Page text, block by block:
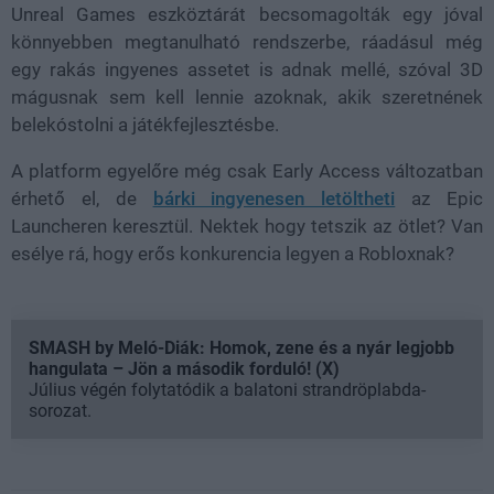
Unreal Games eszköztárát becsomagolták egy jóval
könnyebben megtanulható rendszerbe, ráadásul még
egy rakás ingyenes assetet is adnak mellé, szóval 3D
mágusnak sem kell lennie azoknak, akik szeretnének
belekóstolni a játékfejlesztésbe.
A platform egyelőre még csak Early Access változatban
érhető el, de bárki ingyenesen letöltheti az Epic
Launcheren keresztül. Nektek hogy tetszik az ötlet? Van
esélye rá, hogy erős konkurencia legyen a Robloxnak?
SMASH by Meló-Diák: Homok, zene és a nyár legjobb
hangulata – Jön a második forduló! (X)
Július végén folytatódik a balatoni strandröplabda-
sorozat.